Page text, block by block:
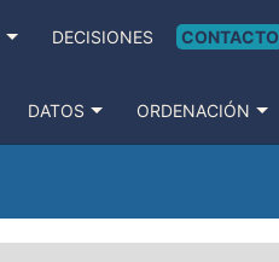
DECISIONES CONTACTO
DATOS ORDENACIÓN